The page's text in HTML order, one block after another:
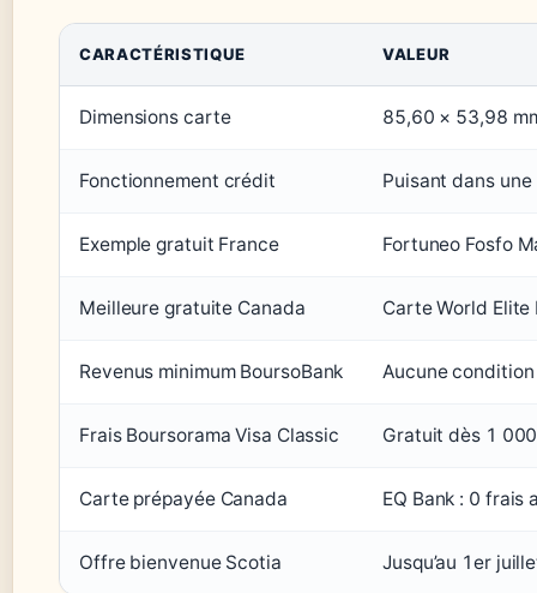
CARACTÉRISTIQUE VALEUR
Dimensions carte 85,60 × 53,98
Fonctionnement crédit Puisant dans
Exemple gratuit France Fortuneo Fosfo
Meilleure gratuite Canada Carte World
Revenus minimum BoursoBank Aucune condition
Frais Boursorama Visa Classic Gratuit dès 1
Carte prépayée Canada EQ Bank : 0 frais
Offre bienvenue Scotia Jusqu’au 1er